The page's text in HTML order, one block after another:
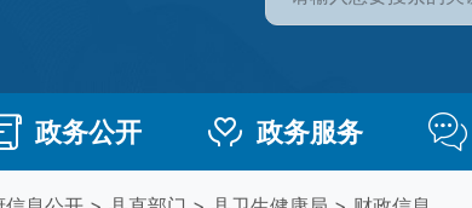
政务公开 政务服务